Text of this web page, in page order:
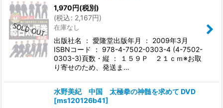
1,970円(税別)
(税込: 2,167円)
在庫なし
出版社名 ： 愛隆堂出版年月 ： 2009年3月
ISBNコード ： 978-4-7502-0303-4 (4-7502-
0303-3)頁数・縦 ： １５９Ｐ ２１ｃｍ※お取
り寄せのため、発送ま…
水野美紀 中国 太極拳の神髄を求めて DVD
[ms120126b41]